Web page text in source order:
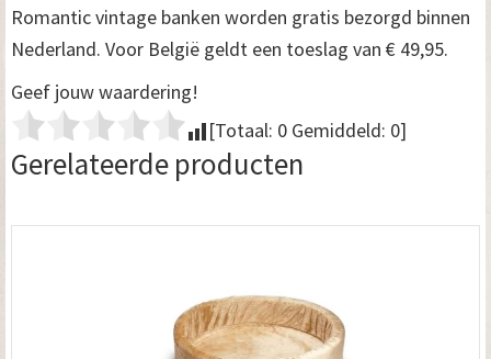
Romantic vintage banken worden gratis bezorgd binnen
Nederland. Voor België geldt een toeslag van € 49,95.
Geef jouw waardering!
[Totaal: 0 Gemiddeld: 0]
Gerelateerde producten